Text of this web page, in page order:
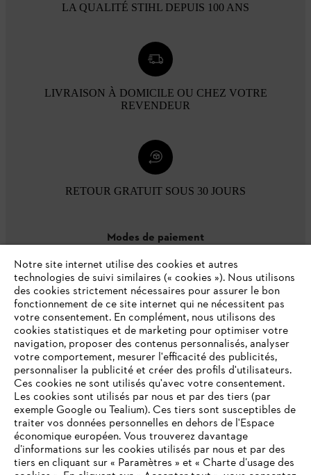
LA QUALITÉ STIHL DEPUIS 100 ANS
LIVRAISON À DOMICILE OU CHEZ VOTRE
REVENDEUR
RETOUR GRATUIT SOUS 30 JOURS
Modes de paiement
L'Entreprise
Questions / Réponses
Notre site internet utilise des cookies et autres
technologies de suivi similaires (« cookies »). Nous utilisons
des cookies strictement nécessaires pour assurer le bon
fonctionnement de ce site internet qui ne nécessitent pas
votre consentement. En complément, nous utilisons des
cookies statistiques et de marketing pour optimiser votre
navigation, proposer des contenus personnalisés, analyser
votre comportement, mesurer l'efficacité des publicités,
personnaliser la publicité et créer des profils d'utilisateurs.
Ces cookies ne sont utilisés qu'avec votre consentement.
Les cookies sont utilisés par nous et par des tiers (par
exemple Google ou Tealium). Ces tiers sont susceptibles de
traiter vos données personnelles en dehors de l'Espace
économique européen. Vous trouverez davantage
d’informations sur les cookies utilisés par nous et par des
tiers en cliquant sur « Paramètres » et « Charte d’usage des